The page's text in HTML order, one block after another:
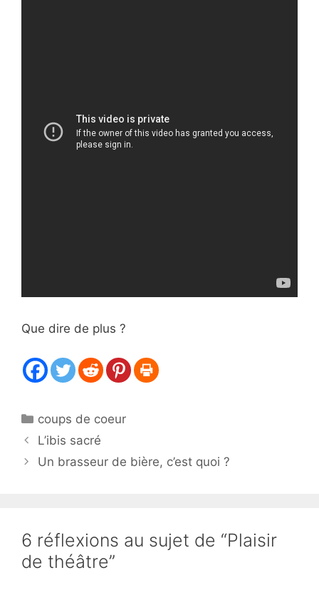
Que dire de plus ?
Catégories
coups de coeur
L’ibis sacré
Un brasseur de bière, c’est quoi ?
6 réflexions au sujet de “Plaisir
de théâtre”